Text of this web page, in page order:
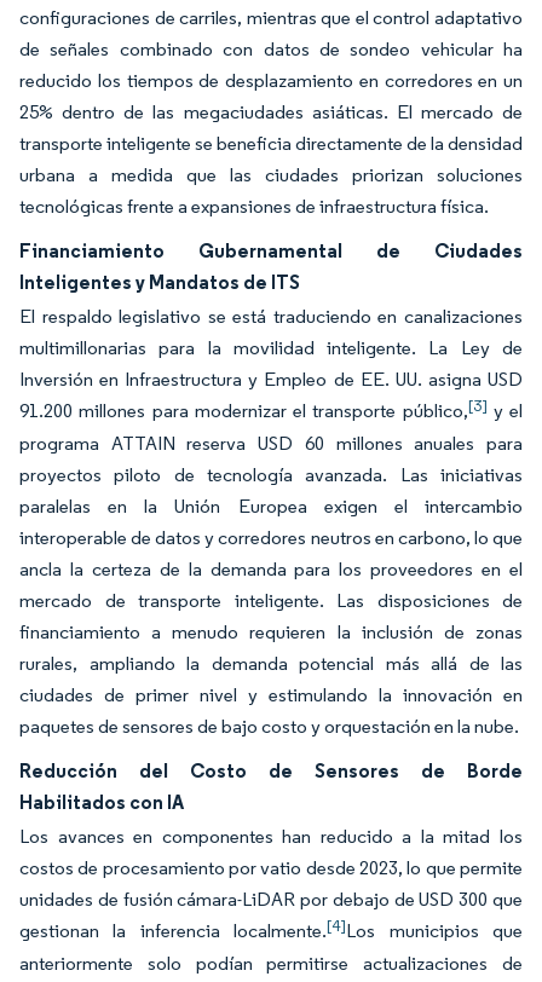
configuraciones de carriles, mientras que el control adaptativo
de señales combinado con datos de sondeo vehicular ha
reducido los tiempos de desplazamiento en corredores en un
25% dentro de las megaciudades asiáticas. El mercado de
transporte inteligente se beneficia directamente de la densidad
urbana a medida que las ciudades priorizan soluciones
tecnológicas frente a expansiones de infraestructura física.
Financiamiento Gubernamental de Ciudades
Inteligentes y Mandatos de ITS
El respaldo legislativo se está traduciendo en canalizaciones
multimillonarias para la movilidad inteligente. La Ley de
Inversión en Infraestructura y Empleo de EE. UU. asigna USD
91.200 millones para modernizar el transporte público,[3] y el
programa ATTAIN reserva USD 60 millones anuales para
proyectos piloto de tecnología avanzada. Las iniciativas
paralelas en la Unión Europea exigen el intercambio
interoperable de datos y corredores neutros en carbono, lo que
ancla la certeza de la demanda para los proveedores en el
mercado de transporte inteligente. Las disposiciones de
financiamiento a menudo requieren la inclusión de zonas
rurales, ampliando la demanda potencial más allá de las
ciudades de primer nivel y estimulando la innovación en
paquetes de sensores de bajo costo y orquestación en la nube.
Reducción del Costo de Sensores de Borde
Habilitados con IA
Los avances en componentes han reducido a la mitad los
costos de procesamiento por vatio desde 2023, lo que permite
unidades de fusión cámara-LiDAR por debajo de USD 300 que
gestionan la inferencia localmente.[4]Los municipios que
anteriormente solo podían permitirse actualizaciones de